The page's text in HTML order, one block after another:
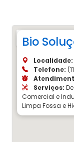
Bio
Localidade:
Telefone:
Serviços:
Comercial e
Limpa Fossa e